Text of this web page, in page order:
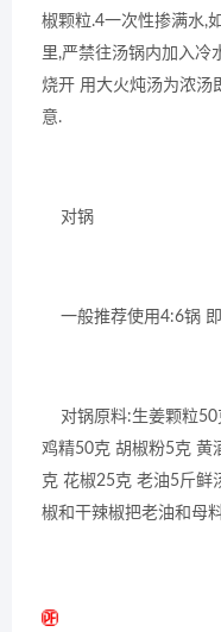
椒颗粒.4一次性掺满水,
里,严禁往汤锅内加入冷
烧开 用大火炖汤为浓汤
意.
对锅
一般推荐使用4:6锅
对锅原料:生姜颗粒50
鸡精50克 胡椒粉5克 黄
克 花椒25克 老油5斤鲜
椒和干辣椒把老油和母